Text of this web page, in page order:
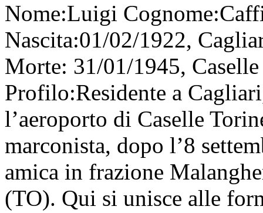
Nome:Luigi Cognome:
Nascita:01/02/1922,
Morte: 31/01/1945,
Profilo:Residente a
l’aeroporto di Caselle
marconista, dopo l’8
amica in frazione
(TO). Qui si unisce alle